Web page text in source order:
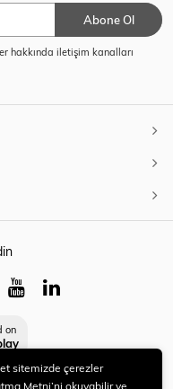
Abone Ol
hakkında iletişim kanalları
on
sitemizde çerezler
Metni’ni okuyabilir ve